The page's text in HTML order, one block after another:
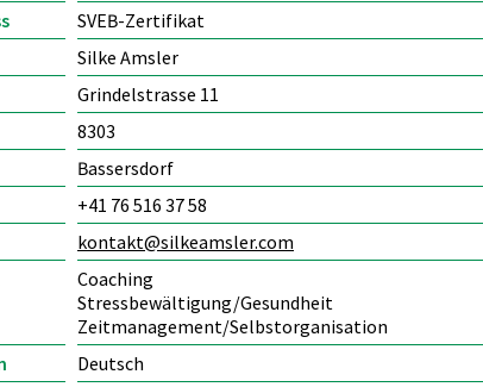
in in Lehrbetrieben
in üK, üK-Leiter/in
für Firmen
/ -Lehrgänge
psychosozialer Beratung
SVEB-Zertifikat
Silke Amsler
Grindelstrasse 11
8303
Bassersdorf
+41 76 516 37 58
kontakt@silkeamsler.com
Coaching
Stressbewältigung/Gesundheit
Zeitmanagement/Selbstorganisation
Deutsch